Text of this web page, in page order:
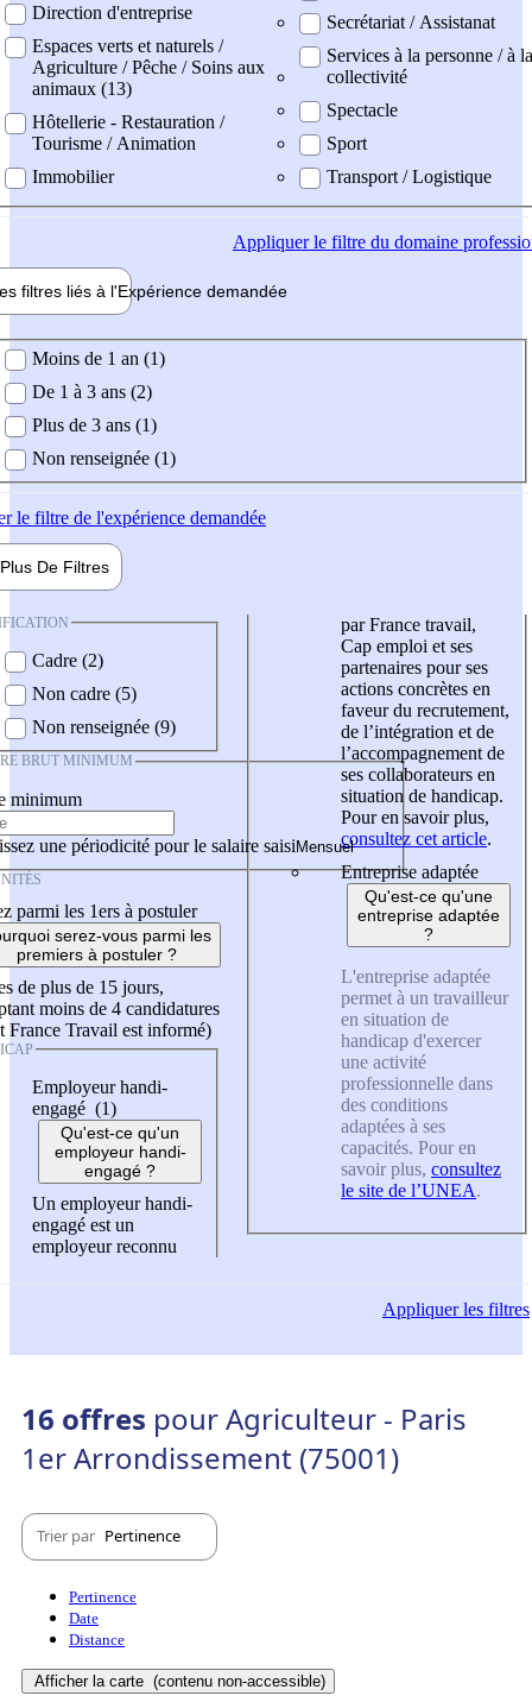
Direction d'entreprise
Espaces verts et naturels /
Agriculture / Pêche / Soins aux
animaux (13)
Hôtellerie - Restauration /
Tourisme / Animation
Immobilier
Secrétariat / Assistanat
Services à la personne / à la
collectivité
Spectacle
Sport
Transport / Logistique
Appliquerle filtre du domaine
filtres liés à l'Expérience demandée
demandée
Moins de 1 an (1)
De 1 à 3 ans (2)
Plus de 3 ans (1)
Non renseignée (1)
le filtre de l'expérience demandée
Plus De Filtres
Cadre (2)
Non cadre (5)
Non renseignée (9)
BRUT MINIMUM
minimum
une périodicité pour le salaire saisi
parmi les 1ers à postuler
serez-vous parmi les
premiers à postuler ?
de plus de 15 jours,
moins de 4 candidatures
France Travail est informé)
Employeur handi-
engagé (1)
Qu'est-ce qu'un
employeur handi-
engagé ?
Un employeur handi-
engagé est un
employeur reconnu
par France travail,
Cap emploi et ses
partenaires pour ses
actions concrètes en
faveur du recrutement,
de l’intégration et de
l’accompagnement de
ses collaborateurs en
situation de handicap.
Pour en savoir plus,
consultez cet article.
Entreprise adaptée
Qu'est-ce qu'une
entreprise adaptée
?
L'entreprise adaptée
permet à un travailleur
en situation de
handicap d'exercer
une activité
professionnelle dans
des conditions
adaptées à ses
capacités. Pour en
savoir plus, consultez
le site de l’UNEA.
Appliquerles filtres
16 offres pour Agriculteur - Paris
1er Arrondissement (75001)
Trier par Pertinence
Pertinence
Date
Distance
Afficher la carte (contenu non-accessible)